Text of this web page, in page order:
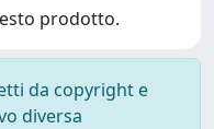
prodotto.
da copyright e
diversa